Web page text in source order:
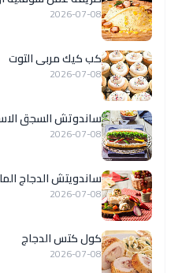
2026-07-08
كب كيك مربى التوت
2026-07-08
ساندوتش السجق
2026-07-08
ساندويتش الدجاج
2026-07-08
كول كتس الدجاج
2026-07-08